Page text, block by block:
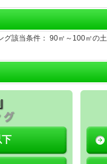
該当条件： 90㎡～100㎡の
下